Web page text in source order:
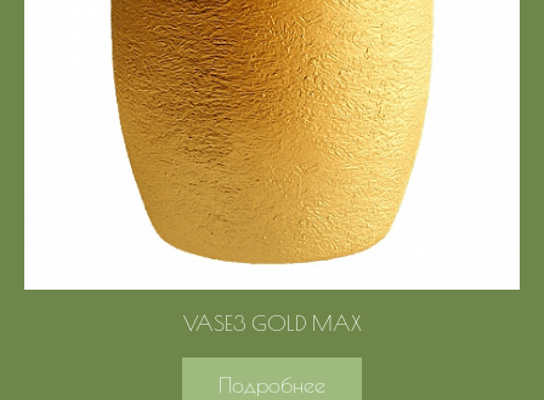
VASE3 GOLD MAX
Подробнее